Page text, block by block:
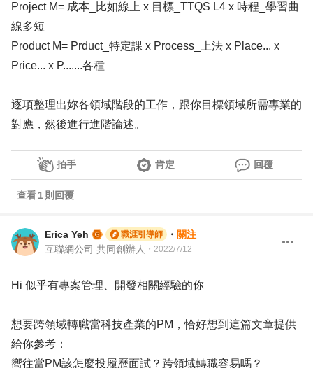
Project M= 成本_比如線上 x 目標_TTQS L4 x 時程_學習曲
線多短
Product M= Prduct_特定課 x Process_上法 x Place... x
Price... x P.......各種
逐項整理出妳各領域階段的工作，跟你目標領域所需專業的
對應，然後進行進階論述。
拍手 肯定 回覆
查看1 則回覆
Erica Yeh 職涯引導師 ・ 關注
互聯網公司 共同創辦人 ・ 2022/7/12
Hi 似乎有專案管理、開發相關經驗的你
想要跨領域轉職當科技產業的PM，恰好想到這篇文章提供
給你參考：
嚮往當PM該怎麼投履歷面試？跨領域轉職容易嗎？